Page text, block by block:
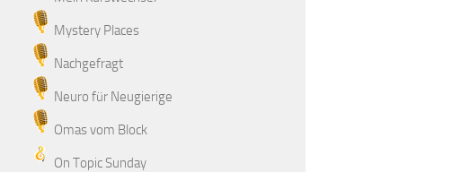
Mystery Places
Nachgefragt
Neuro für Neugierige
Omas vom Block
On Topic Sunday